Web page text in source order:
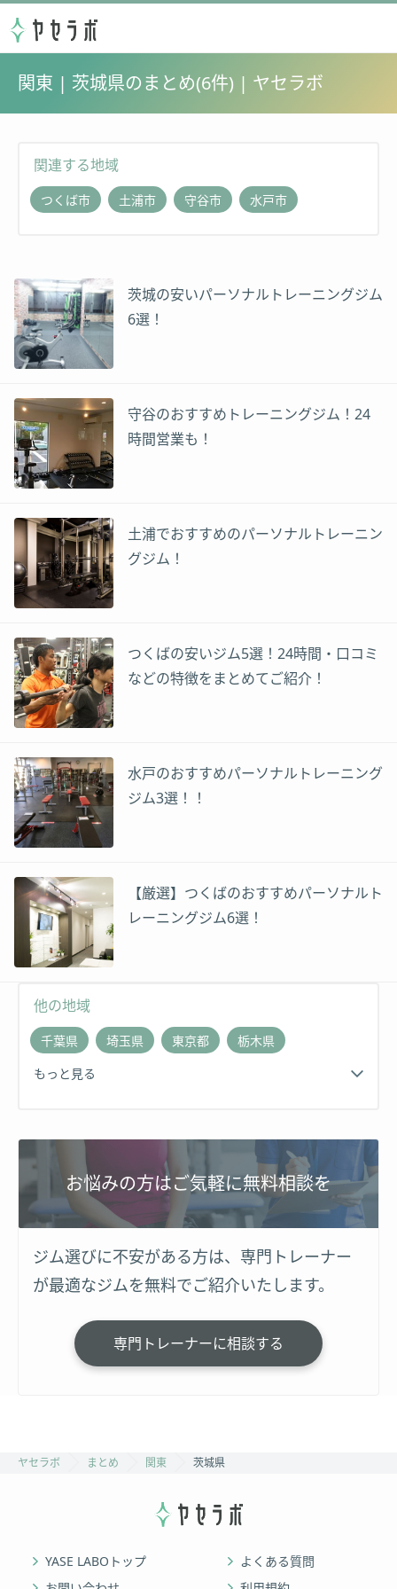
関東 | 茨城県のまとめ(6件) | ヤセラボ
関連する地域
つくば市 土浦市 守谷市 水戸市
茨城の安いパーソナルトレーニングジム
6選！
守谷のおすすめトレーニングジム！24
時間営業も！
土浦でおすすめのパーソナルトレーニン
グジム！
つくばの安いジム5選！24時間・口コミ
などの特徴をまとめてご紹介！
水戸のおすすめパーソナルトレーニング
ジム3選！！
【厳選】つくばのおすすめパーソナルト
レーニングジム6選！
他の地域
千葉県 埼玉県 東京都
栃木県
もっと見る
お悩みの方はご気軽に無料相談を
ジム選びに不安がある方は、専門トレーナー
が最適なジムを無料でご紹介いたします。
専門トレーナーに相談する
ヤセラボ まとめ 関東 茨城県
YASE LABOトップ
よくある質問